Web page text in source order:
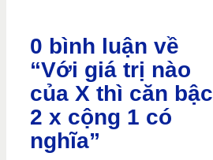
0 bình luận về
“Với giá trị nào
của X thì căn bậc
2 x cộng 1 có
nghĩa”